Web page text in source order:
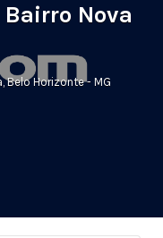
Nova
Belo Horizonte - MG